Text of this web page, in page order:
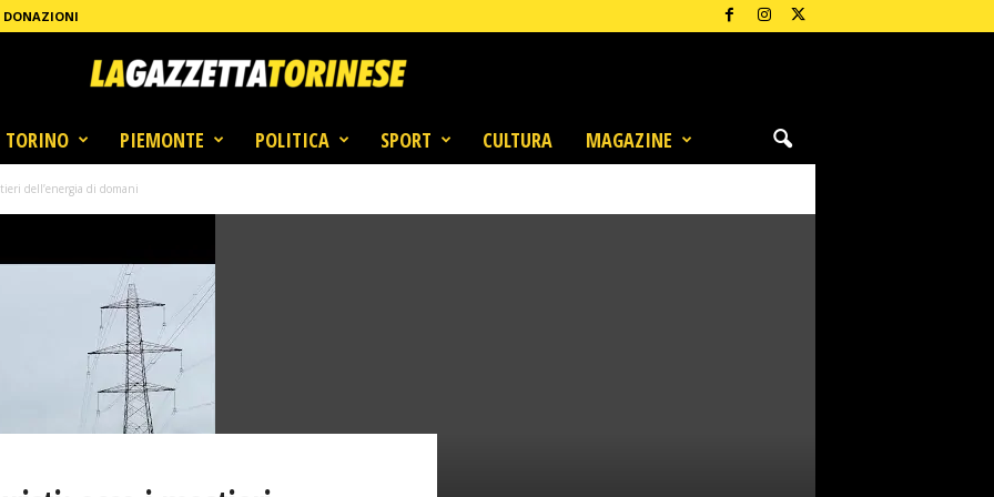
DONAZIONI
TORINO PIEMONTE POLITICA SPORT CULTURA MAGAZINE
dell’energia di domani